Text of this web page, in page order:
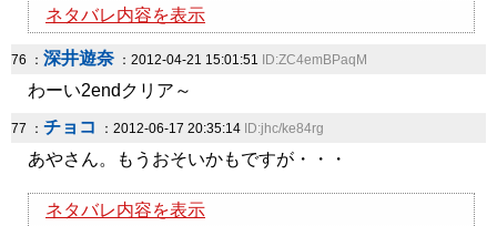
ネタバレ内容を表示
76 ： 深井遊奈 ：2012-04-21 15:01:51 ID:ZC4emBPaqM
わーい2endクリア～
77 ： チョコ ：2012-06-17 20:35:14 ID:jhc/ke84rg
あやさん。もうおそいかもですが・・・
ネタバレ内容を表示